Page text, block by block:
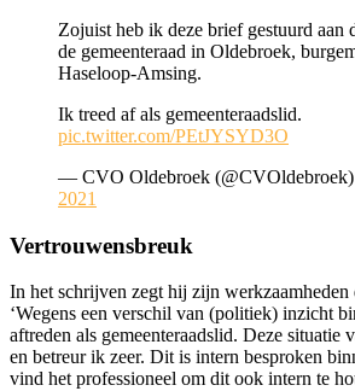
Zojuist heb ik deze brief gestuurd aan
de gemeenteraad in Oldebroek,
Haseloop-Amsing.
Ik treed af als gemeenteraadslid.
pic.twitter.com/PEtJYSYD3O
— CVO Oldebroek (@CVOldebroek)
2021
Vertrouwensbreuk
In het schrijven zegt hij zijn werkzaamheden
‘Wegens een verschil van (politiek) inzicht
aftreden als gemeenteraadslid. Deze situatie
en betreur ik zeer. Dit is intern besproken
vind het professioneel om dit ook intern te